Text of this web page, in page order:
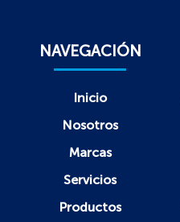
NAVEGACIÓN
Inicio
Nosotros
Marcas
Servicios
Productos